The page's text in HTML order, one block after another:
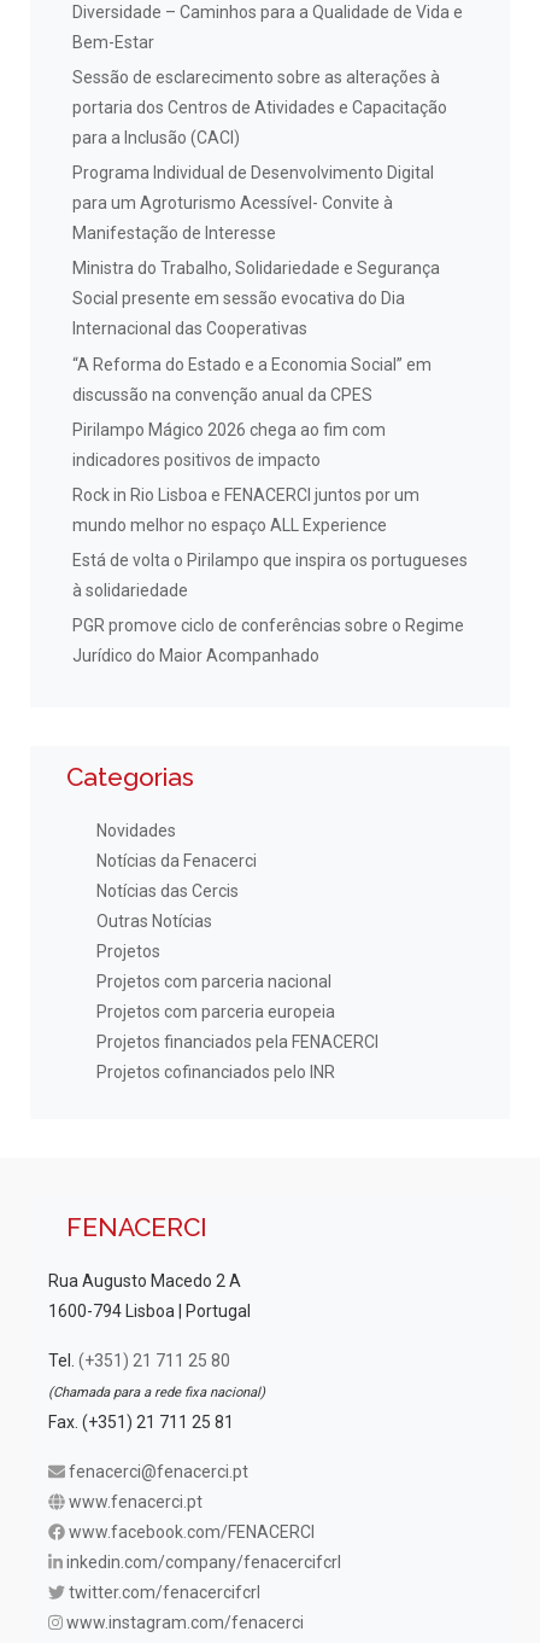
Diversidade – Caminhos para a Qualidade de Vida e
Bem-Estar
Sessão de esclarecimento sobre as alterações à
portaria dos Centros de Atividades e Capacitação
para a Inclusão (CACI)
Programa Individual de Desenvolvimento Digital
para um Agroturismo Acessível- Convite à
Manifestação de Interesse
Ministra do Trabalho, Solidariedade e Segurança
Social presente em sessão evocativa do Dia
Internacional das Cooperativas
“A Reforma do Estado e a Economia Social” em
discussão na convenção anual da CPES
Pirilampo Mágico 2026 chega ao fim com
indicadores positivos de impacto
Rock in Rio Lisboa e FENACERCI juntos por um
mundo melhor no espaço ALL Experience
Está de volta o Pirilampo que inspira os portugueses
à solidariedade
PGR promove ciclo de conferências sobre o Regime
Jurídico do Maior Acompanhado
Categorias
Novidades
Notícias da Fenacerci
Notícias das Cercis
Outras Notícias
Projetos
Projetos com parceria nacional
Projetos com parceria europeia
Projetos financiados pela FENACERCI
Projetos cofinanciados pelo INR
FENACERCI
Rua Augusto Macedo 2 A
1600-794 Lisboa | Portugal
Tel. (+351) 21 711 25 80
(Chamada para a rede fixa nacional)
Fax. (+351) 21 711 25 81
fenacerci@fenacerci.pt
www.fenacerci.pt
www.facebook.com/FENACERCI
inkedin.com/company/fenacercifcrl
twitter.com/fenacercifcrl
www.instagram.com/fenacerci